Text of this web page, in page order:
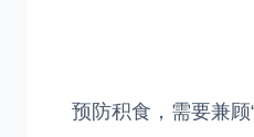
预防积食，需要兼顾“